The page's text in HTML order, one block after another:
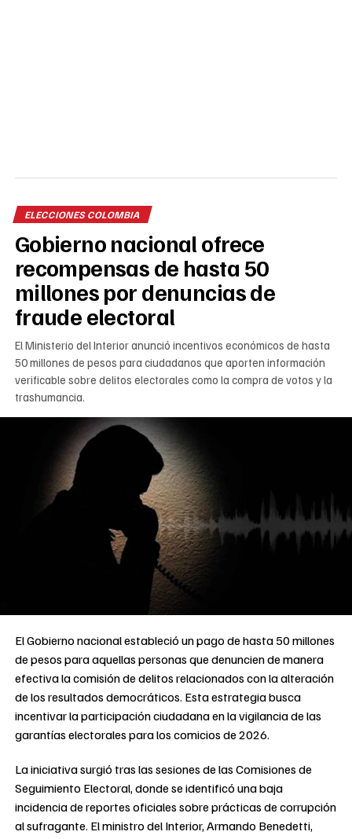
ELECCIONES COLOMBIA
Gobierno nacional ofrece
recompensas de hasta 50
millones por denuncias de
fraude electoral
El Ministerio del Interior anunció incentivos económicos de hasta
50 millones de pesos para ciudadanos que aporten información
verificable sobre delitos electorales como la compra de votos y la
trashumancia.
El Gobierno nacional estableció un pago de hasta 50 millones
de pesos para aquellas personas que denuncien de manera
efectiva la comisión de delitos relacionados con la alteración
de los resultados democráticos. Esta estrategia busca
incentivar la participación ciudadana en la vigilancia de las
garantías electorales para los comicios de 2026.
La iniciativa surgió tras las sesiones de las Comisiones de
Seguimiento Electoral, donde se identificó una baja
incidencia de reportes oficiales sobre prácticas de corrupción
al sufragante. El ministro del Interior, Armando Benedetti,